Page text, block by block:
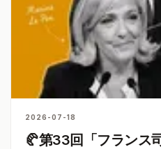
2026-07-18
🥐第33回「フランス